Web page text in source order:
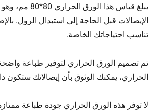
تناسب احتياجاتك الخاصة.
الحراري، يمكنك الوثوق بأن إيصالاتك ستكون
لا توفر هذه الورق الحراري جودة طباعة